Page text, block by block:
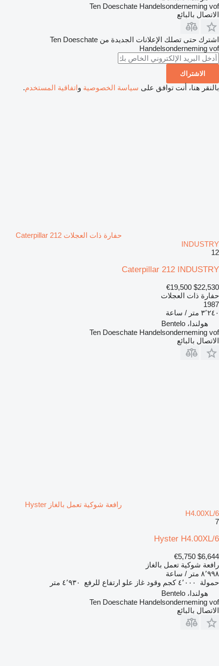
Ten Doeschate Handelsonderneming vof
الاتصال بالبائع
اشترك حتى تصلك الإعلانات الجديدة من Ten Doeschate
Handelsonderneming vof
الاشتراك
بالنقر هنا، أنت توافق على سياسة الخصوصية واتفاقية المستخدم.
حفارة ذات العجلات Caterpillar 212
INDUSTRY
12
Caterpillar 212 INDUSTRY
$22,530
€19,500
حفارة ذات العجلات
1987
٣٬٢٤٠ متر / ساعة
هولندا، Bentelo
Ten Doeschate Handelsonderneming vof
الاتصال بالبائع
رافعة شوكية تعمل بالغاز Hyster
H4.00XL/6
7
Hyster H4.00XL/6
$6,644
€5,750
رافعة شوكية تعمل بالغاز
٨٬٩٩٨ متر / ساعة
حمولة
٤٬٠٠٠ كجم وقود غاز علو ارتفاع للرفع
٤٬٩٣٠ متر
هولندا، Bentelo
Ten Doeschate Handelsonderneming vof
الاتصال بالبائع